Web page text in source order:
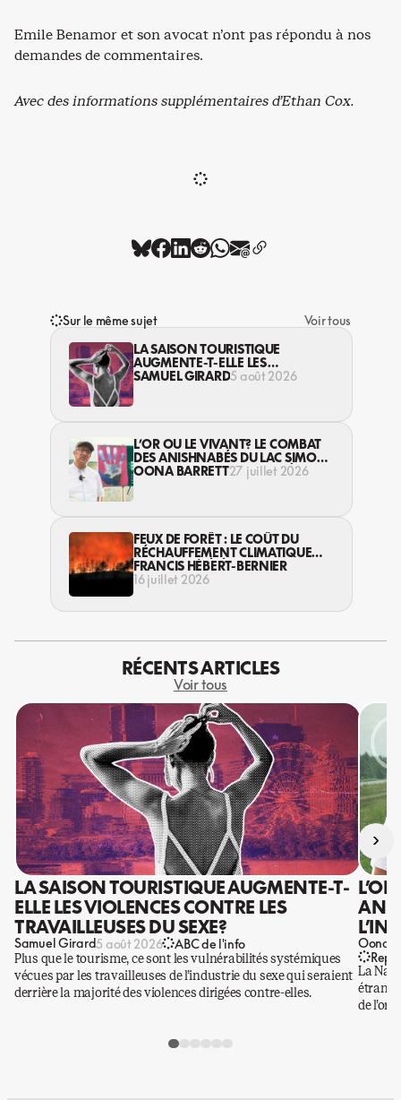
Emile Benamor et son avocat n’ont pas répondu à nos
demandes de commentaires.
Avec des informations supplémentaires d’Ethan Cox.
Sur le même sujet
Voir tous
LA SAISON TOURISTIQUE
AUGMENTE-T-ELLE LES
VIOLENCES CONTRE LES
SAMUEL GIRARD5 août 2026
L’OR OU LE VIVANT? LE COMBAT
DES ANISHNABÉS DU LAC SIMON
CONTRE L’INDUSTRIE MINIÈRE EN
OONA BARRETT27 juillet 2026
FEUX DE FORÊT : LE COÛT DU
RÉCHAUFFEMENT CLIMATIQUE
S’EXPRIME DÉJÀ
FRANCIS HÉBERT-BERNIER
16 juillet 2026
RÉCENTS ARTICLES
Voir tous
LA SAISON TOURISTIQUE AUGMENTE-T-
ELLE LES VIOLENCES CONTRE LES
TRAVAILLEUSES DU SEXE?
Samuel Girard5 août 2026 ABC de l'info
Plus que le tourisme, ce sont les vulnérabilités systémiques
vécues par les travailleuses de l’industrie du sexe qui seraient
derrière la majorité des violences dirigées contre-elles.
Oona
La
de l’or.
›